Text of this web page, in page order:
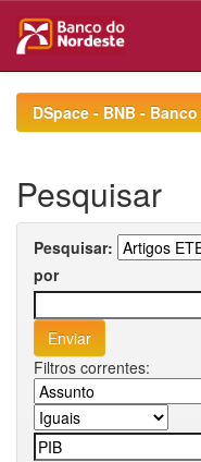
navigationDSpace - BNB -
Pesquisar
Pesquisar:
por
Filtros correntes: